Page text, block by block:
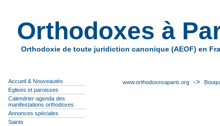
Orthodoxes à
Orthodoxie de toute juridiction canonique (AEOF) en
Accueil & Nouveautés
Eglises et paroisses
Calendrier-agenda des
manifestations orthodoxes
Annonces spéciales
Saints
www.orthodoxesaparis.org ->